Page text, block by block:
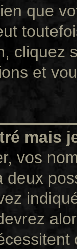
que
cliquez
et
mais
vos
deux